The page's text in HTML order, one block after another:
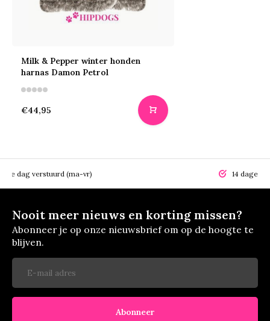
Milk & Pepper winter honden
harnas Damon Petrol
€44,95
dag verstuurd (ma-vr) 14 dagen
Nooit meer nieuws en korting missen?
Abonneer je op onze nieuwsbrief om op de hoogte te
blijven.
Abonneer